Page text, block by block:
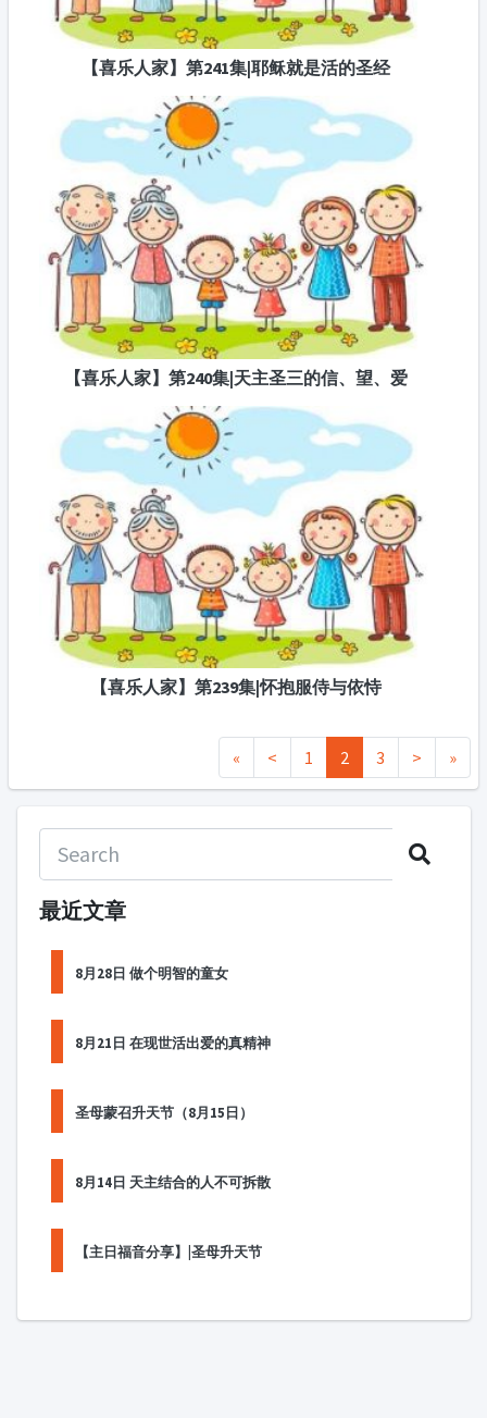
【喜乐人家】第241集|耶稣就是活的圣经
【喜乐人家】第240集|天主圣三的信、望、爱
【喜乐人家】第239集|怀抱服侍与依恃
« < 1 2 3 > »
最近文章
8月28日 做个明智的童女
8月21日 在现世活出爱的真精神
圣母蒙召升天节（8月15日）
8月14日 天主结合的人不可拆散
【主日福音分享】|圣母升天节